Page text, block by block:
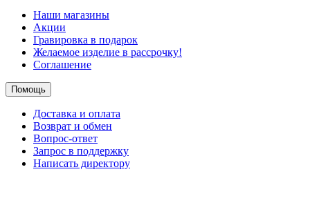
Наши магазины
Акции
Гравировка в подарок
Желаемое изделие в рассрочку!
Соглашение
Помощь
Доставка и оплата
Возврат и обмен
Вопрос-ответ
Запрос в поддержку
Написать директору